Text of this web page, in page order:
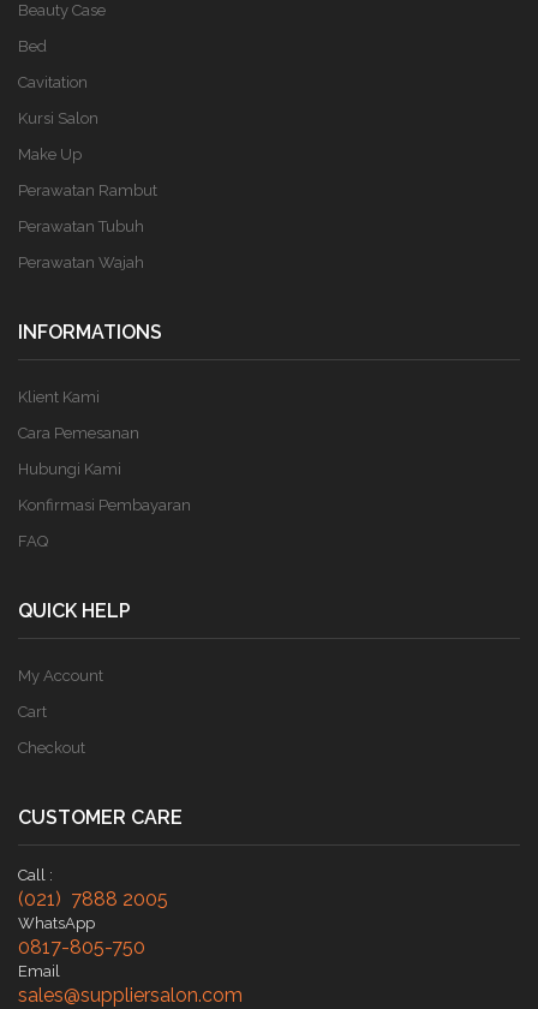
Beauty Case
Bed
Cavitation
Kursi Salon
Make Up
Perawatan Rambut
Perawatan Tubuh
Perawatan Wajah
INFORMATIONS
Klient Kami
Cara Pemesanan
Hubungi Kami
Konfirmasi Pembayaran
FAQ
QUICK HELP
My Account
Cart
Checkout
CUSTOMER CARE
Call :
(021) 7888 2005
WhatsApp
0817-805-750
Email
sales@suppliersalon.com